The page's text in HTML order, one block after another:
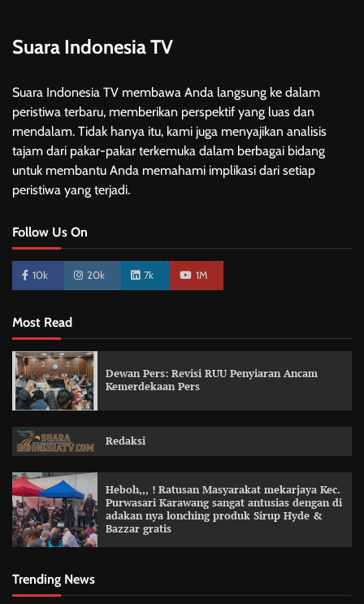
Suara Indonesia TV
Suara Indonesia TV membawa Anda langsung ke dalam
peristiwa terbaru, memberikan perspektif yang luas dan
mendalam. Tidak hanya itu, kami juga menyajikan analisis
tajam dari pakar-pakar terkemuka dalam berbagai bidang
untuk membantu Anda memahami implikasi dari setiap
peristiwa yang terjadi.
Follow Us On
10k 20k 7k 1M
Most Read
Dewan Pers: Revisi RUU Penyiaran Ancam
Kemerdekaan Pers
Redaksi
Heboh,,, ! Ratusan Masyarakat mekarjaya Kec.
Purwasari Karawang sangat antusias dengan di
adakan nya lonching produk Sirup Hyde &
Bazzar gratis
Trending News